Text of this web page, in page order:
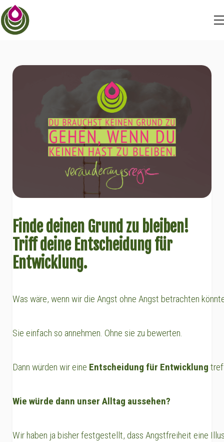
BEYONDFEAR
Finde deinen Grund zu bleiben!
Triff deine Entscheidung für
Entwicklung.
Was wäre, wenn wir die Angst ohne Angst betrachten
Sie einfach so annehmen. Ohne sie zu bewerten.
Dann würden wir eine Entscheidung für Entwicklung
Wie würde dann unser Alltag aussehen?
Wir haben ja bisher festgestellt, dass Angstfreiheit eine